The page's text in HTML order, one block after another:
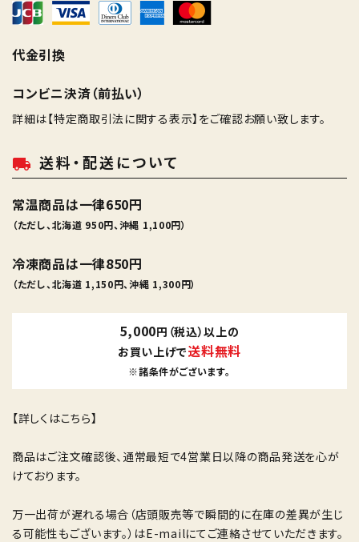
代金引換
コンビニ決済（前払い）
詳細は【特定商取引法に関する表示】 をご確認お願い致します。
local_shipping 送料・配送について
常温商品は一律650円
（ただし、北海道 950円、沖縄 1,100円）
冷凍商品は一律850円
（ただし、北海道 1,150円、沖縄 1,300円）
5,000円（税込）以上の
お買い上げで送料無料
※諸条件がございます。
【詳しくはこちら】
商品はご注文確認後、通常最短で4営業日以降の商品発送を心が
けております。
万一出荷が遅れる場合（店頭販売等で瞬間的に在庫の差異が生じ
る可能性もございます。）はE-mailにてご連絡させていただきます。